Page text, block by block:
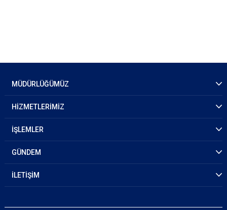
MÜDÜRLÜĞÜMÜZ
HİZMETLERİMİZ
İŞLEMLER
GÜNDEM
İLETİŞİM